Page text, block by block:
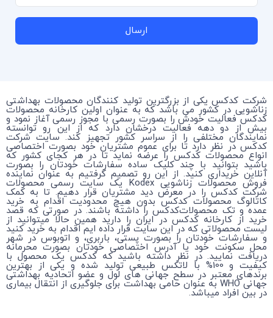
ارسال
شرکت کدکس یکی از بزرگترین تولید کنندگان محصولات بهداشتی
زناشویی در کشور می باشد که به عنوان اولین کارخانه محصولات
کدکس فعالیت خودش را بصورت رسمی با مجوز رسمی آغاز نمود و
بیش از دو دهه فعالیت درخشان دارد که از این رو توانسته
نمایندگان مختلفی را از سراسر کشور تجهیز کند. سایت شرکت
کدکس در نظر دارد تا برای عموم مشتریان خود بصورت اختصاصی
انواع محصولات کدکس را عرضه نماید تا در هر کجای کشور که
باشید بتوانید با چند کلیک ساده سفارشات خودتان را بصورت
آنلاین خریداری کنید. از این رو تصمیم گرفتیم به عنوان نماینده
فروش محصولات زناشویی Kodex یک سایت رسمی محصولات
شرکت کدکس را در معرض دید مشتریان قرار دهیم. تا به کمک
کاتالوگ محصولات کدکس بدون هیچ محدودیت اقدام به خرید
عمده و تک محصولات‌کدکس را داشته باشند. در صورتی که قصد
خرید از کارخانه کدکس در ایران را دارید همین حالا میتوانید از
لیست محصولاتی که در این سایت قرار داده ایم اقدام به خرید کنید
و سفارشات خودتان را بصورت پستی، باربری، و اتوبوس در شهر
محل سکونت خود یا آدرس اختصاصی خودتان بصورت محرمانه
دریافت نمایید. در نظر داشته باشید که کدکس یک محصول با
کیفیت و 100% با لاتکس طبیعی تولید شده و یکی از بهترین
برندهای معتبر در سطح جهانی های لول و عضو اتحادیه بهداشتی
جهانی WHO به عنوان حامی بهداشت برای جلوگیری از انتقال بیماری
در بین افراد میباشد.